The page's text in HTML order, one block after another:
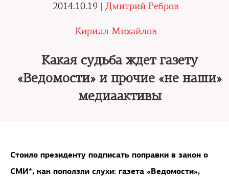
2014.10.19 | Дмитрий Ребров
Кирилл Михайлов
Какая судьба ждет газету
«Ведомости» и прочие «не наши»
медиаактивы
Стоило президенту подписать поправки в закон о
СМИ*, как поползли слухи: газета «Ведомости»,